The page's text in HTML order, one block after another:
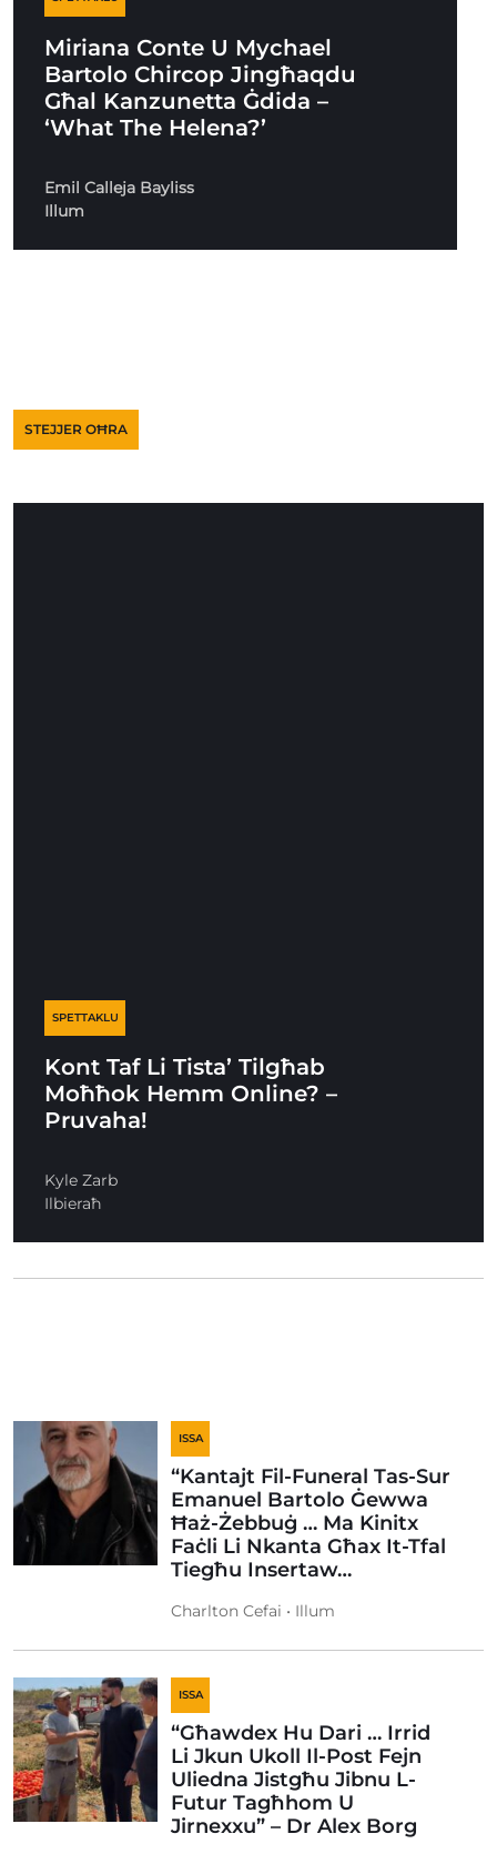
Miriana Conte U Mychael
Bartolo Chircop Jingħaqdu
Għal Kanzunetta Ġdida –
‘What The Helena?’
Emil Calleja Bayliss
Illum
STEJJER OĦRA
SPETTAKLU
Kont Taf Li Tista’ Tilgħab
Moħħok Hemm Online? –
Pruvaha!
Kyle Zarb
Ilbieraħ
ISSA
“Kantajt Fil-Funeral Tas-Sur
Emanuel Bartolo Ġewwa
Ħaż-Żebbuġ … Ma Kinitx
Faċli Li Nkanta Għax It-Tfal
Tiegħu Insertaw…
Charlton Cefai • Illum
ISSA
“Għawdex Hu Dari … Irrid
Li Jkun Ukoll Il-Post Fejn
Uliedna Jistgħu Jibnu L-
Futur Tagħhom U
Jirnexxu” – Dr Alex Borg